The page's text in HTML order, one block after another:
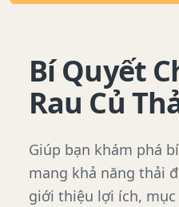
Bí Quyết
Rau Củ
Giúp bạn khám phá
mang khả năng thải
giới thiệu lợi ích,